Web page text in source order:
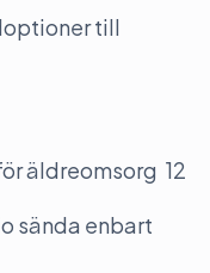
till
äldreomsorg 12
sända enbart